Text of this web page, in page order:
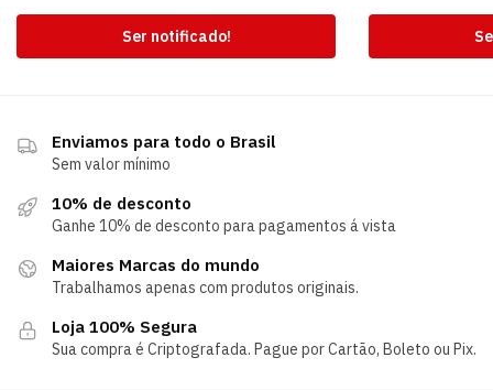
Ser notificado!
Enviamos para todo o Brasil
Sem valor mínimo
10% de desconto
Ganhe 10% de desconto para pagamentos á vista
Maiores Marcas do mundo
Trabalhamos apenas com produtos originais.
Loja 100% Segura
Sua compra é Criptografada. Pague por Cartão, Boleto ou Pix.